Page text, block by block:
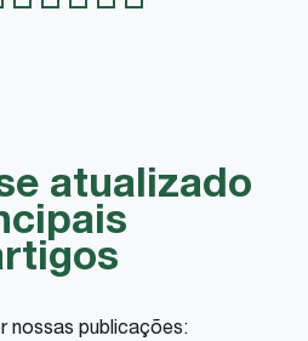
atualizado
nossas publicações: